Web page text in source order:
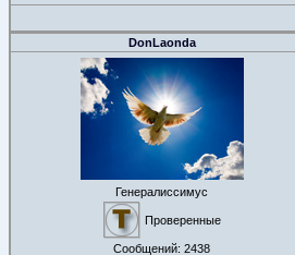
DonLaonda
Генералиссимус
Проверенные
Сообщений: 2438